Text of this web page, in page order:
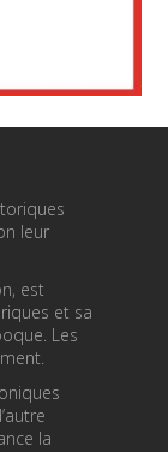
leur
est
et sa
Les
la